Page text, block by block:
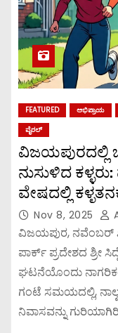
FEATURED ಅಭಿಪ್ರಾಯ
ವೈರಲ್
ನುಸುಳಿದ
ವೇಷದಲ್ಲಿ
Nov 8, 2025
ವಿಜಯಪುರ, ನವೆಂಬರ್
ಪಾರ್ಕ್ ಪ್ರದೇಶದ ಶ್ರೀ
ಘಟನೆಯೊಂದು
ಗಂಟೆ ಸಮಯದಲ್ಲಿ,
ನಿವಾಸವನ್ನು